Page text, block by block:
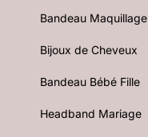
Bandeau Maquillage
Bijoux de Cheveux
Bandeau Bébé Fille
Headband Mariage